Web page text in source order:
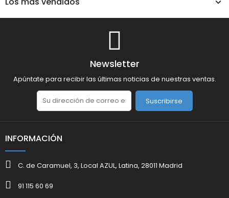
Newsletter
Apúntate para recibir las últimas noticias de nuestras ventas.
Suscribirse
INFORMACIÓN
C. de Caramuel, 3, Local AZUL, Latina, 28011 Madrid
91 115 60 69